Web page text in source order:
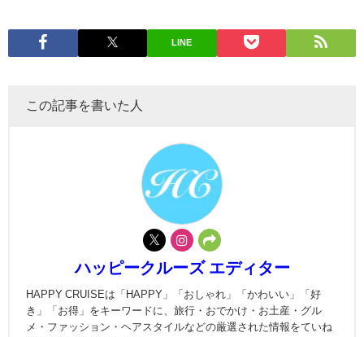
LINE
この記事を書いた人
ハッピークルーズ エディター
HAPPY CRUISEは「HAPPY」「おしゃれ」「かわいい」「好
き」「お得」をキーワードに、旅行・おでかけ・お土産・グル
メ・ファッション・ヘアスタイルなどの厳選された情報をていね